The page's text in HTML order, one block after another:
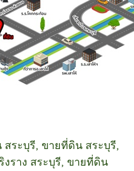
ระบุรี, ขายที่ดิน สระบุรี,
งราง สระบุรี, ขายที่ดิน